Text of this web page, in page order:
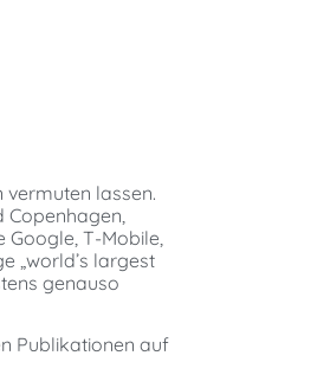
vermuten lassen.
Copenhagen,
T-Mobile,
„world’s largest
genauso
Publikationen auf